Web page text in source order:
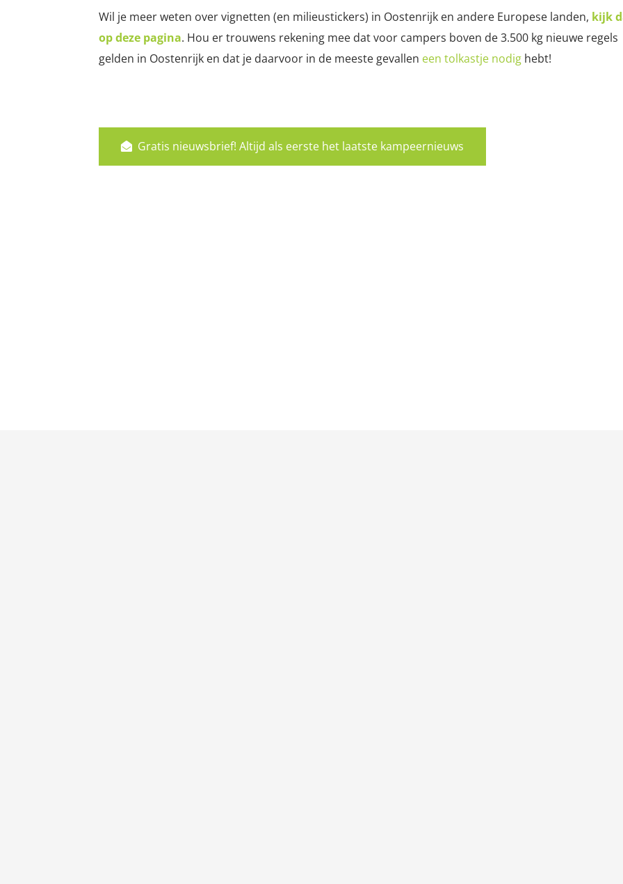
Wil je meer weten over vignetten (en milieustickers) in Oostenrijk en andere Europese landen, kijk
op deze pagina. Hou er trouwens rekening mee dat voor campers boven de 3.500 kg nieuwe regels
gelden in Oostenrijk en dat je daarvoor in de meeste gevallen een tolkastje nodig hebt!
Gratis nieuwsbrief! Altijd als eerste het laatste kampeernieuws